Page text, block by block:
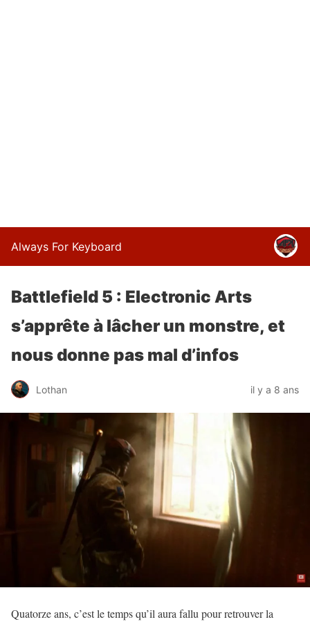
Always For Keyboard
Battlefield 5 : Electronic Arts
s’apprête à lâcher un monstre, et
nous donne pas mal d’infos
Lothan il y a 8 ans
Quatorze ans, c’est le temps qu’il aura fallu pour retrouver la